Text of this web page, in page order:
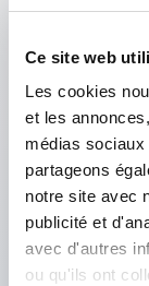
Ce site web
Les cookies
et les
médias
partageons
notre site avec
publicité et
avec d'autres
ou qu'ils ont
contrôle de
contrôler les
redondance
module relais
réaliser une
permet de